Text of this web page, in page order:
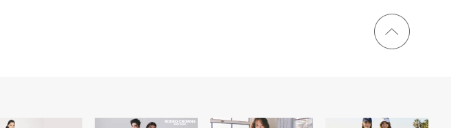
ページ
トップ